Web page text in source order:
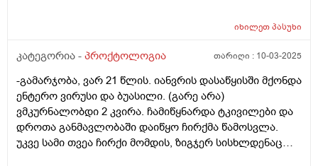
ეგენიარა მეორეენაირი მაგას ვხმარობ .ასევე
ბუასილის დროს მწარის და მჟავის გარდა .და რომელი
იხილეთპასუხი
კატეგორია - პროქტოლოგია თარიღი : 10-03-2025
-გამარჯობა, ვარ 21 წლის. იანვრის დასაწყისში მქონდა
ენტერო ვირუსი და ბუასილი. (გარე არა)
ვმკურნალობდი 2 კვირა. ჩამიწყნარდა ტკივილები და
დროთა განმავლობაში დაიწყო ჩირქმა წამოსვლა.
უკვე სამი თვეა ჩირქი მომდის, ზიგჯერ სისხლდენაც